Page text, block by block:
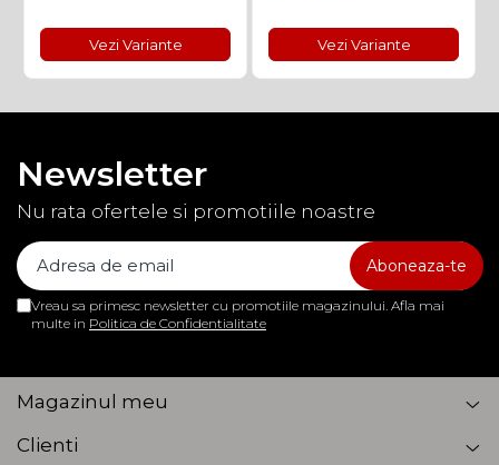
Vezi Variante Vezi Variante
Newsletter
Nu rata ofertele si promotiile noastre
Vreau sa primesc newsletter cu promotiile magazinului. Afla mai
multe in Politica de Confidentialitate
Magazinul meu
Clienti